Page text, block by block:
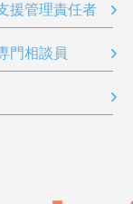
援管理責任者
門相談員